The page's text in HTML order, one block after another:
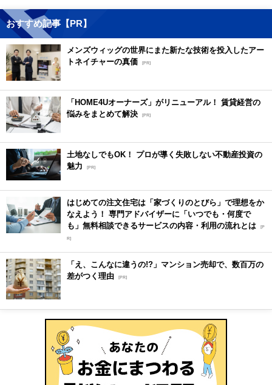
おすすめ記事【PR】
メンズウィッグの世界にまた新たな技術を投入したアー
トネイチャーの真価 [PR]
「HOME4Uオーナーズ」がリニューアル！ 賃貸経営の
悩みをまとめて解決 [PR]
土地なしでもOK！ プロが導く失敗しない不動産投資の
魅力
[PR]
はじめての注文住宅は「家づくりのとびら」で理想をか
なえよう！ 専門アドバイザーに「いつでも・何度で
も」無料相談できるサービスの内容・利用の流れとは [P
R]
「え、こんなに違うの!?」マンション売却で、数百万の
差がつく理由 [PR]